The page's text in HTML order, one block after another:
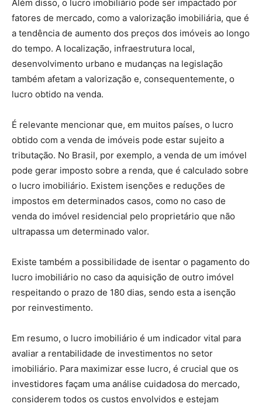
Além disso, o lucro imobiliário pode ser impactado por
fatores de mercado, como a valorização imobiliária, que é
a tendência de aumento dos preços dos imóveis ao longo
do tempo. A localização, infraestrutura local,
desenvolvimento urbano e mudanças na legislação
também afetam a valorização e, consequentemente, o
lucro obtido na venda.
É relevante mencionar que, em muitos países, o lucro
obtido com a venda de imóveis pode estar sujeito a
tributação. No Brasil, por exemplo, a venda de um imóvel
pode gerar imposto sobre a renda, que é calculado sobre
o lucro imobiliário. Existem isenções e reduções de
impostos em determinados casos, como no caso de
venda do imóvel residencial pelo proprietário que não
ultrapassa um determinado valor.
Existe também a possibilidade de isentar o pagamento do
lucro imobiliário no caso da aquisição de outro imóvel
respeitando o prazo de 180 dias, sendo esta a isenção
por reinvestimento.
Em resumo, o lucro imobiliário é um indicador vital para
avaliar a rentabilidade de investimentos no setor
imobiliário. Para maximizar esse lucro, é crucial que os
investidores façam uma análise cuidadosa do mercado,
considerem todos os custos envolvidos e estejam